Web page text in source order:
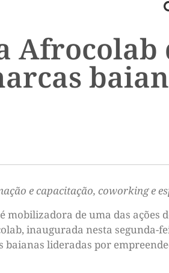
Afrocolab
e capacitação, coworking e
mobilizadora de uma das ações
inaugurada nesta segunda-
baianas lideradas por